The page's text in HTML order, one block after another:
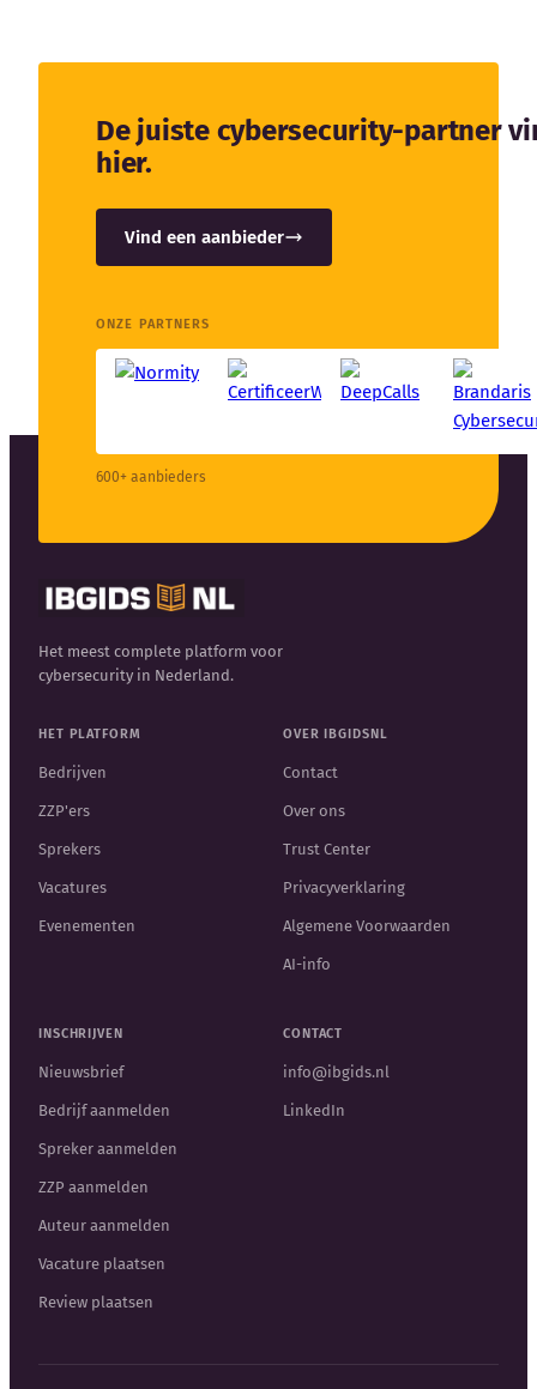
De juiste cybersecurity-partner
hier.
Vind een aanbieder
ONZE PARTNERS
600+ aanbieders
Het meest complete platform voor
cybersecurity in Nederland.
HET PLATFORM
Bedrijven
ZZP'ers
Sprekers
Vacatures
Evenementen
OVER IBGIDSNL
Contact
Over ons
Trust Center
Privacyverklaring
Algemene Voorwaarden
AI-info
INSCHRIJVEN
Nieuwsbrief
Bedrijf aanmelden
Spreker aanmelden
ZZP aanmelden
Auteur aanmelden
Vacature plaatsen
Review plaatsen
CONTACT
info@ibgids.nl
LinkedIn